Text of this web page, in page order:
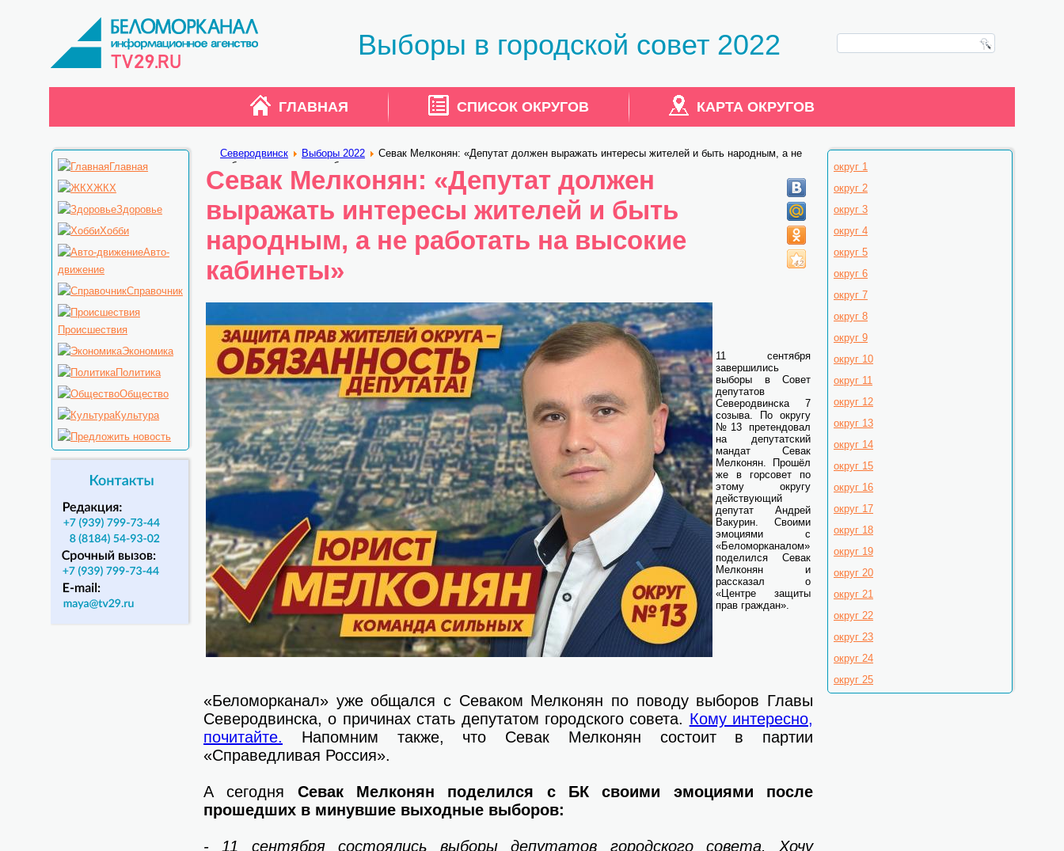
Выборы в городской совет 2022
ГЛАВНАЯ СПИСОК ОКРУГОВ КАРТА ОКРУГОВ
Главная
ЖКХ
Здоровье
Хобби
Авто-
движение
Справочник
Происшествия
Экономика
Политика
Общество
Культура
Северодвинск Выборы 2022
Севак Мелконян: «Депутат должен выражать интересы жителей и быть народным, а не
работать на высокие кабинеты»
Севак Мелконян: «Депутат должен
выражать интересы жителей и быть
народным, а не работать на высокие
кабинеты»
11 сентября
завершились
выборы в Совет
депутатов
Северодвинска 7
созыва. По округу
№13 претендовал
на депутатский
мандат Севак
Мелконян. Прошёл
же в горсовет по
этому округу
действующий
депутат Андрей
Вакурин. Своими
эмоциями с
«Беломорканалом»
поделился Севак
Мелконян и
рассказал о
«Центре защиты
прав граждан».
«Беломорканал» уже общался с Севаком Мелконян по поводу выборов Главы
Северодвинска, о причинах стать депутатом городского совета. Кому интересно,
почитайте. Напомним также, что Севак Мелконян состоит в партии
«Справедливая Россия».
А сегодня Севак Мелконян поделился с БК своими эмоциями после
прошедших в минувшие выходные выборов:
- 11 сентября состоялись выборы депутатов городского совета. Хочу
округ 1
округ 2
округ 3
округ 4
округ 5
округ 6
округ 7
округ 8
округ 9
округ 10
округ 11
округ 12
округ 13
округ 14
округ 15
округ 16
округ 17
округ 18
округ 19
округ 20
округ 21
округ 22
округ 23
округ 24
округ 25